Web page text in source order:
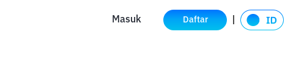
Masuk Daftar